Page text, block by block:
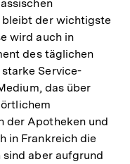
bleibt der wichtigste
wird auch in
des täglichen
Service-
das über
der Apotheken und
in Frankreich die
aber aufgrund